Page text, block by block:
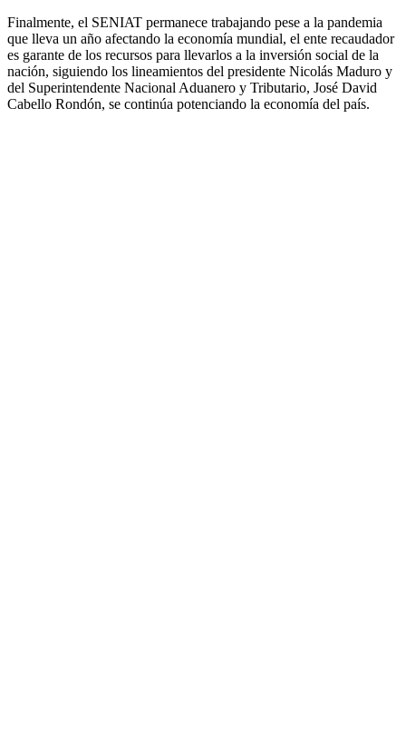
Finalmente, el SENIAT permanece trabajando pese a la pandemia
que lleva un año afectando la economía mundial, el ente recaudador
es garante de los recursos para llevarlos a la inversión social de la
nación, siguiendo los lineamientos del presidente Nicolás Maduro y
del Superintendente Nacional Aduanero y Tributario, José David
Cabello Rondón, se continúa potenciando la economía del país.